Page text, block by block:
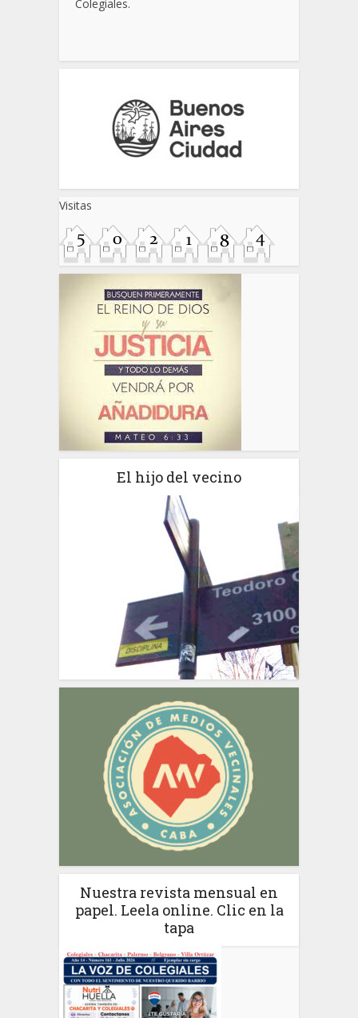
Colegiales.
Visitas
El hijo del vecino
Nuestra revista mensual en
papel. Leela online. Clic en la
tapa